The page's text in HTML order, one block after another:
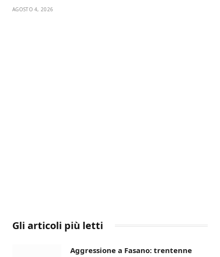
AGOSTO 4, 2026
Gli articoli più letti
Aggressione a Fasano: trentenne